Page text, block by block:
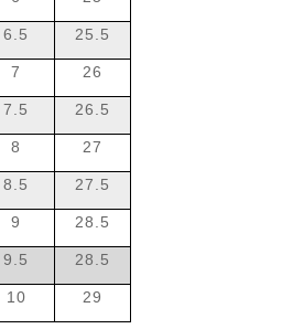
6.5 25.5
7 26
7.5 26.5
8 27
8.5 27.5
9 28.5
9.5 28.5
10 29